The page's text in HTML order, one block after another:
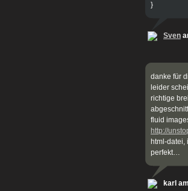
}
Sven
danke für
leider
richtige
fluid
http://
html-datei,
perfekt…
karl